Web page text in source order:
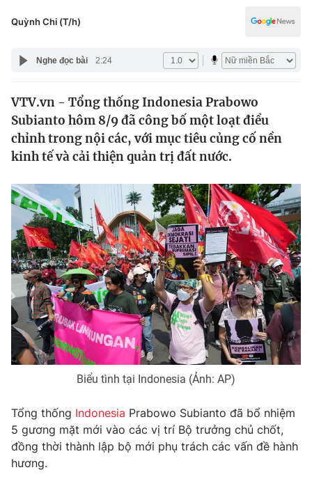
Y tế
Thế giới
Tin tức
Thế giới đó đây
Câu chuyện quốc tế
Kinh tế
Tài chính
Thị trường
Góc doanh nghiệp
Dữ liệu và đời sống
Truyền hình
Phim VTV
Hậu trường
Nhân vật
Giải sao mai
Giải trí
Điện ảnh
Sao
Đời sống
Làm đẹp
Chất lượng cuộc sống
Tuyển sinh
Học trực tuyến
Công nghệ
Hitech Công nghệ tương lai
Văn hóa - Giải trí
Đời sống
Giáo dục
Quỳnh Chi (T/h)
Nghe đọc bài 2:24
VTV.vn - Tổng thống Indonesia Prabowo
Subianto hôm 8/9 đã công bố một loạt điều
chỉnh trong nội các, với mục tiêu củng cố nền
kinh tế và cải thiện quản trị đất nước.
Biểu tình tại Indonesia (Ảnh: AP)
Tổng thống Indonesia Prabowo Subianto đã bổ nhiệm
5 gương mặt mới vào các vị trí Bộ trưởng chủ chốt,
đồng thời thành lập bộ mới phụ trách các vấn đề hành
hương.